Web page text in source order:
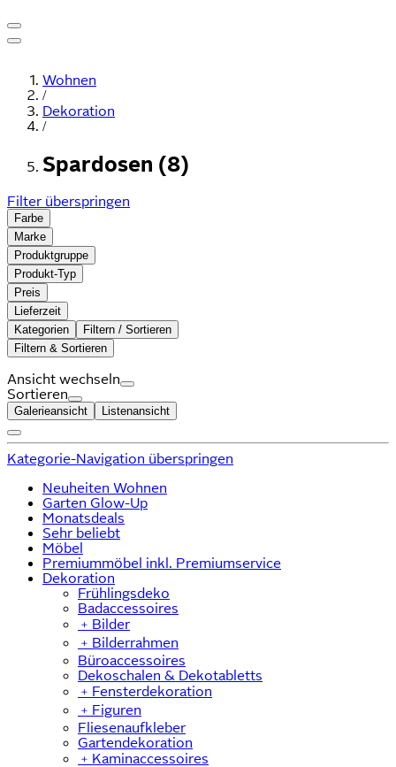
Wohnen
/
Dekoration
/
Spardosen (8)
Filter überspringen
Farbe
Marke
Produktgruppe
Produkt-Typ
Preis
Lieferzeit
Kategorien
Filtern / Sortieren
Filtern & Sortieren
Ansicht wechseln
Sortieren
Galerieansicht Listenansicht
Kategorie-Navigation überspringen
Neuheiten Wohnen
Garten Glow-Up
Monatsdeals
Sehr beliebt
Möbel
Premiummöbel inkl. Premiumservice
Dekoration
Frühlingsdeko
Badaccessoires
﹢ Bilder
﹢ Bilderrahmen
Büroaccessoires
Dekoschalen & Dekotabletts
﹢ Fensterdekoration
﹢ Figuren
Fliesenaufkleber
Gartendekoration
﹢ Kaminaccessoires